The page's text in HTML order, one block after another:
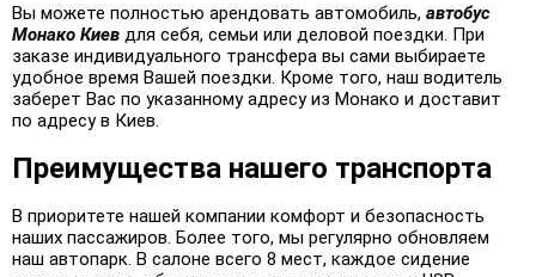
Вы можете полностью арендовать автомобиль, автобус
Монако Киев для себя, семьи или деловой поездки. При
заказе индивидуального трансфера вы сами выбираете
удобное время Вашей поездки. Кроме того, наш водитель
заберет Вас по указанному адресу из Монако и доставит
по адресу в Киев.
Преимущества нашего транспорта
В приоритете нашей компании комфорт и безопасность
наших пассажиров. Более того, мы регулярно обновляем
наш автопарк. В салоне всего 8 мест, каждое сидение